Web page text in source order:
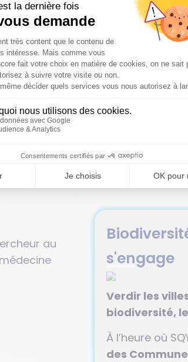
dans le
au
Le dessin
Profiter de
L’été est là.
s'engage
Verdir les
biodiversité,
À l’heure où
des